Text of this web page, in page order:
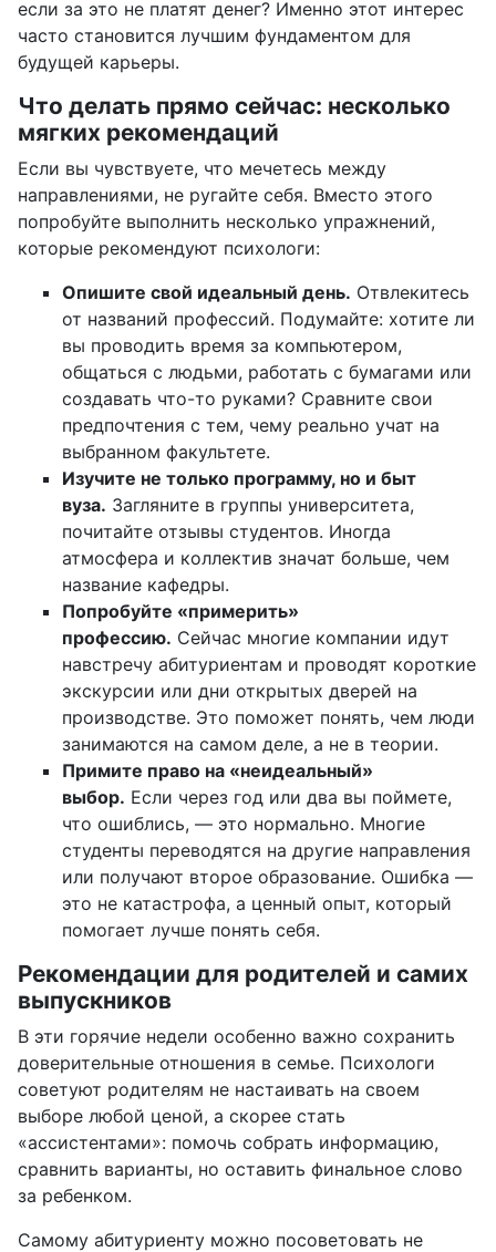
если за это не платят денег? Именно этот интерес
часто становится лучшим фундаментом для
будущей карьеры.
Что делать прямо сейчас: несколько
мягких рекомендаций
Если вы чувствуете, что мечетесь между
направлениями, не ругайте себя. Вместо этого
попробуйте выполнить несколько упражнений,
которые рекомендуют психологи:
Опишите свой идеальный день. Отвлекитесь
от названий профессий. Подумайте: хотите ли
вы проводить время за компьютером,
общаться с людьми, работать с бумагами или
создавать что-то руками? Сравните свои
предпочтения с тем, чему реально учат на
выбранном факультете.
Изучите не только программу, но и быт
вуза. Загляните в группы университета,
почитайте отзывы студентов. Иногда
атмосфера и коллектив значат больше, чем
название кафедры.
Попробуйте «примерить»
профессию. Сейчас многие компании идут
навстречу абитуриентам и проводят короткие
экскурсии или дни открытых дверей на
производстве. Это поможет понять, чем люди
занимаются на самом деле, а не в теории.
Примите право на «неидеальный»
выбор. Если через год или два вы поймете,
что ошиблись, — это нормально. Многие
студенты переводятся на другие направления
или получают второе образование. Ошибка —
это не катастрофа, а ценный опыт, который
помогает лучше понять себя.
Рекомендации для родителей и самих
выпускников
В эти горячие недели особенно важно сохранить
доверительные отношения в семье. Психологи
советуют родителям не настаивать на своем
выборе любой ценой, а скорее стать
«ассистентами»: помочь собрать информацию,
сравнить варианты, но оставить финальное слово
за ребенком.
Самому абитуриенту можно посоветовать не